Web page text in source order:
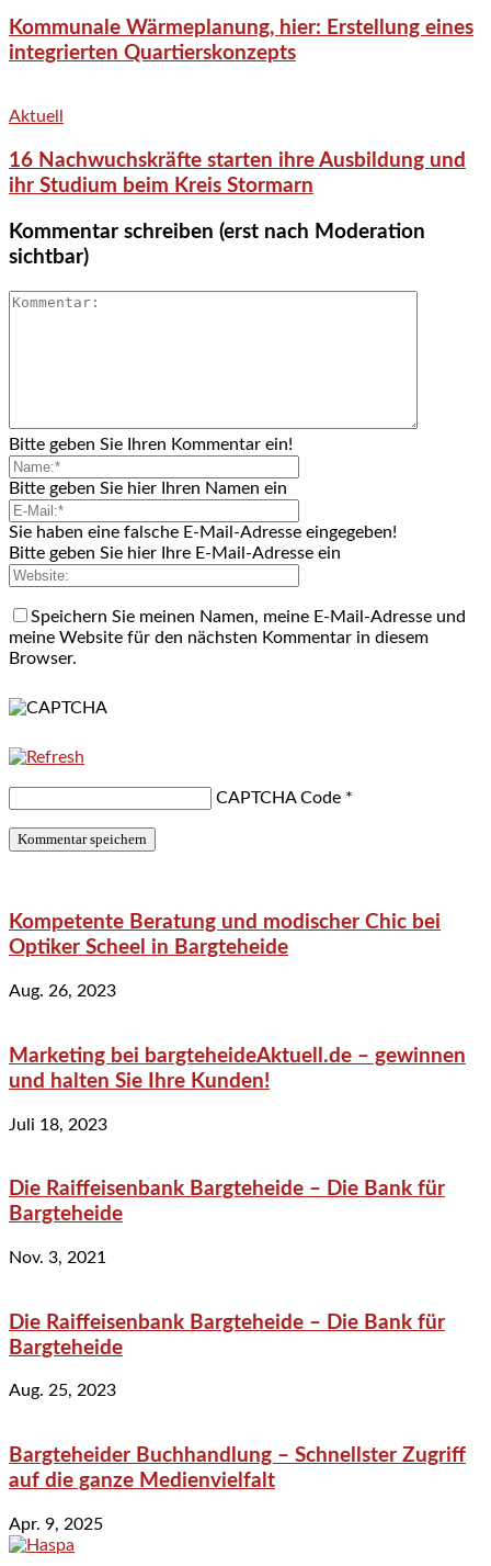
Kommunale Wärmeplanung, hier: Erstellung eines
integrierten Quartierskonzepts
Aktuell
16 Nachwuchskräfte starten ihre Ausbildung und
ihr Studium beim Kreis Stormarn
Kommentar schreiben (erst nach Moderation
sichtbar)
Bitte geben Sie Ihren Kommentar ein!
Bitte geben Sie hier Ihren Namen ein
Sie haben eine falsche E-Mail-Adresse eingegeben!
Bitte geben Sie hier Ihre E-Mail-Adresse ein
Speichern Sie meinen Namen, meine E-Mail-Adresse und
meine Website für den nächsten Kommentar in diesem
Browser.
CAPTCHA Code *
Kompetente Beratung und modischer Chic bei
Optiker Scheel in Bargteheide
Aug. 26, 2023
Marketing bei bargteheideAktuell.de – gewinnen
und halten Sie Ihre Kunden!
Juli 18, 2023
Die Raiffeisenbank Bargteheide – Die Bank für
Bargteheide
Nov. 3, 2021
Die Raiffeisenbank Bargteheide – Die Bank für
Bargteheide
Aug. 25, 2023
Bargteheider Buchhandlung – Schnellster Zugriff
auf die ganze Medienvielfalt
Apr. 9, 2025